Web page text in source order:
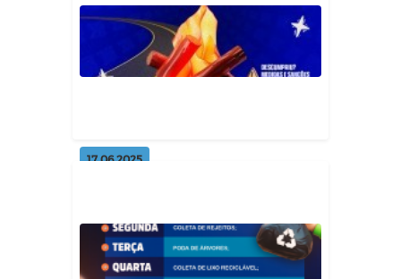
Pavimentação no Sítio Gangorra
17.06.2025
Proibido acender fogueiras sobre
o asfalto! 🚫